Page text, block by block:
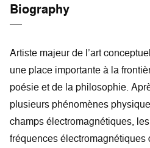
Biography
Artiste majeur de l’art
une place importante à la
poésie et de la philosophie.
plusieurs phénomènes
champs électromagnétiques,
fréquences électromagnétiques